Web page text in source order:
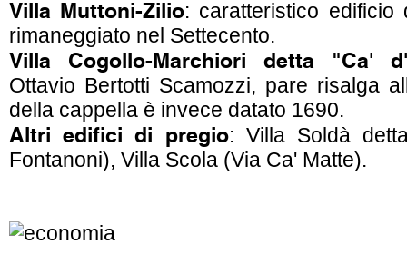
Villa Muttoni-Zilio: caratteristico edificio
rimaneggiato nel Settecento.
Villa Cogollo-Marchiori detta "Ca'
Ottavio Bertotti Scamozzi, pare risalga
della cappella è invece datato 1690.
Altri edifici di pregio: Villa Soldà
Fontanoni), Villa Scola (Via Ca' Matte).